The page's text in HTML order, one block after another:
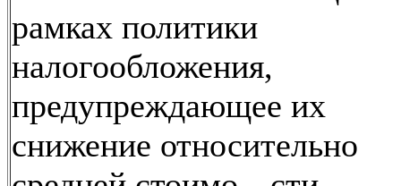
рамках политики
налогообложения,
предупреждающее их
снижение относительно